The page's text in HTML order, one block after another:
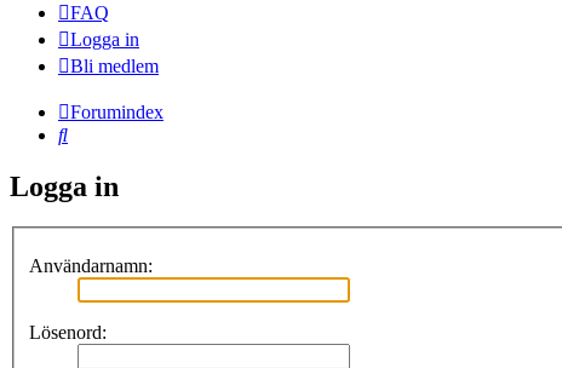
FAQ
Logga in
Bli medlem
Forumindex
Sök
Logga in
Användarnamn:
Lösenord: